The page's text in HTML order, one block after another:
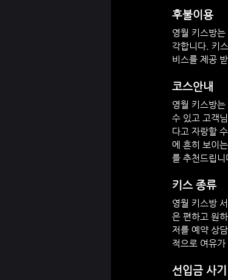
후불이용
영월 키스방
각합니다. 키
비스를 제공
코스안내
영월 키스방
수 있고 고객
다고 자랑할
에 흔히 보이
를 추천드립니
키스 종류
영월 키스방
은 편하고 원
저를 예약 상
적으로 여유가
선입금 사